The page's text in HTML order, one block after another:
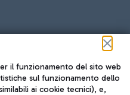
il funzionamento del sito web
sul funzionamento dello
ai cookie tecnici), e,